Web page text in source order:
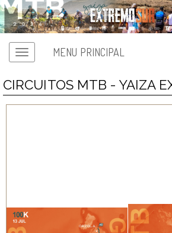
MENU PRINCIPAL
CIRCUITOS MTB - YAIZA